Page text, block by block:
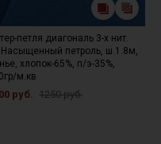
петля диагональ 3-х нит.
петроль, ш.1.8м,
хлопок-65%, п/э-35%,
м.кв
руб. 1250 руб.